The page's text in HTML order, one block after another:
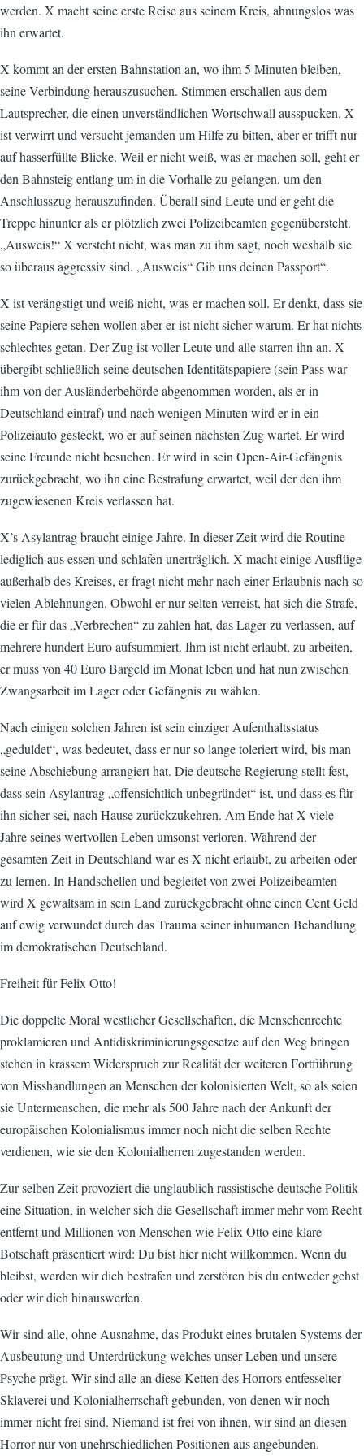
werden. X macht seine erste Reise aus seinem Kreis, ahnungslos was
ihn erwartet.
X kommt an der ersten Bahnstation an, wo ihm 5 Minuten bleiben,
seine Verbindung herauszusuchen. Stimmen erschallen aus dem
Lautsprecher, die einen unverständlichen Wortschwall ausspucken. X
ist verwirrt und versucht jemanden um Hilfe zu bitten, aber er trifft nur
auf hasserfüllte Blicke. Weil er nicht weiß, was er machen soll, geht er
den Bahnsteig entlang um in die Vorhalle zu gelangen, um den
Anschlusszug herauszufinden. Überall sind Leute und er geht die
Treppe hinunter als er plötzlich zwei Polizeibeamten gegenübersteht.
„Ausweis!“ X versteht nicht, was man zu ihm sagt, noch weshalb sie
so überaus aggressiv sind. „Ausweis“ Gib uns deinen Passport“.
X ist verängstigt und weiß nicht, was er machen soll. Er denkt, dass sie
seine Papiere sehen wollen aber er ist nicht sicher warum. Er hat nichts
schlechtes getan. Der Zug ist voller Leute und alle starren ihn an. X
übergibt schließlich seine deutschen Identitätspapiere (sein Pass war
ihm von der Ausländerbehörde abgenommen worden, als er in
Deutschland eintraf) und nach wenigen Minuten wird er in ein
Polizeiauto gesteckt, wo er auf seinen nächsten Zug wartet. Er wird
seine Freunde nicht besuchen. Er wird in sein Open-Air-Gefängnis
zurückgebracht, wo ihn eine Bestrafung erwartet, weil der den ihm
zugewiesenen Kreis verlassen hat.
X’s Asylantrag braucht einige Jahre. In dieser Zeit wird die Routine
lediglich aus essen und schlafen unerträglich. X macht einige Ausflüge
außerhalb des Kreises, er fragt nicht mehr nach einer Erlaubnis nach so
vielen Ablehnungen. Obwohl er nur selten verreist, hat sich die Strafe,
die er für das „Verbrechen“ zu zahlen hat, das Lager zu verlassen, auf
mehrere hundert Euro aufsummiert. Ihm ist nicht erlaubt, zu arbeiten,
er muss von 40 Euro Bargeld im Monat leben und hat nun zwischen
Zwangsarbeit im Lager oder Gefängnis zu wählen.
Nach einigen solchen Jahren ist sein einziger Aufenthaltsstatus
„geduldet“, was bedeutet, dass er nur so lange toleriert wird, bis man
seine Abschiebung arrangiert hat. Die deutsche Regierung stellt fest,
dass sein Asylantrag „offensichtlich unbegründet“ ist, und dass es für
ihn sicher sei, nach Hause zurückzukehren. Am Ende hat X viele
Jahre seines wertvollen Leben umsonst verloren. Während der
gesamten Zeit in Deutschland war es X nicht erlaubt, zu arbeiten oder
zu lernen. In Handschellen und begleitet von zwei Polizeibeamten
wird X gewaltsam in sein Land zurückgebracht ohne einen Cent Geld
auf ewig verwundet durch das Trauma seiner inhumanen Behandlung
im demokratischen Deutschland.
Freiheit für Felix Otto!
Die doppelte Moral westlicher Gesellschaften, die Menschenrechte
proklamieren und Antidiskriminierungsgesetze auf den Weg bringen
stehen in krassem Widerspruch zur Realität der weiteren Fortführung
von Misshandlungen an Menschen der kolonisierten Welt, so als seien
sie Untermenschen, die mehr als 500 Jahre nach der Ankunft der
europäischen Kolonialismus immer noch nicht die selben Rechte
verdienen, wie sie den Kolonialherren zugestanden werden.
Zur selben Zeit provoziert die unglaublich rassistische deutsche Politik
eine Situation, in welcher sich die Gesellschaft immer mehr vom Recht
entfernt und Millionen von Menschen wie Felix Otto eine klare
Botschaft präsentiert wird: Du bist hier nicht willkommen. Wenn du
bleibst, werden wir dich bestrafen und zerstören bis du entweder gehst
oder wir dich hinauswerfen.
Wir sind alle, ohne Ausnahme, das Produkt eines brutalen Systems der
Ausbeutung und Unterdrückung welches unser Leben und unsere
Psyche prägt. Wir sind alle an diese Ketten des Horrors entfesselter
Sklaverei und Kolonialherrschaft gebunden, von denen wir noch
immer nicht frei sind. Niemand ist frei von ihnen, wir sind an diesen
Horror nur von unehrschiedlichen Positionen aus angebunden.